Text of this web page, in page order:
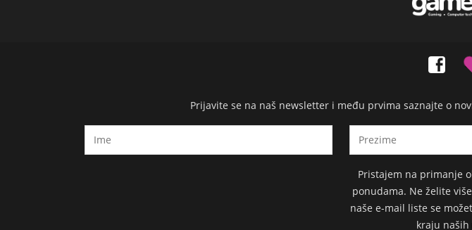
Prijavite se na naš newsletter i među prvima saznajte o
Pristajem na primanje
ponudama. Ne želite
naše e-mail liste se
kraju